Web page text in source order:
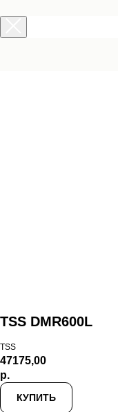
TSS DMR600L
TSS
47175,00
р.
КУПИТЬ